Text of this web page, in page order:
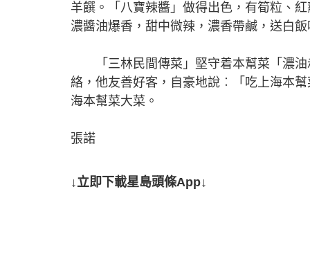
羊饌。「八寶辣醬」做得出色，有筍粒、
濃醬油爆香，甜中微辣，濃香帶鹹，送白
「三林民間傳菜」堅守着本幫菜「濃油
絡，他友善好客，自豪地說︰「吃上海本
海本幫菜大菜。
張諾
↓立即下載星島頭條App↓